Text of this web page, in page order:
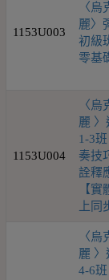
1153U003
〈烏
麗〉
初級
零基
1153U004
〈烏
麗 〉
1-3
奏技
詮釋
【實
上同
〈烏
麗 〉
4-6